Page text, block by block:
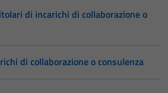
di incarichi di collaborazione o
di collaborazione o consulenza